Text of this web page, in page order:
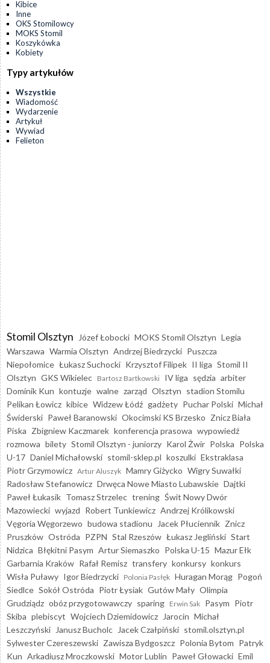
Kibice
Inne
OKS Stomilowcy
MOKS Stomil
Koszykówka
Kobiety
Typy artykułów
Wszystkie
Wiadomość
Wydarzenie
Artykuł
Wywiad
Felieton
Stomil Olsztyn Józef Łobocki MOKS Stomil Olsztyn Legia
Warszawa Warmia Olsztyn Andrzej Biedrzycki Puszcza
Niepołomice Łukasz Suchocki Krzysztof Filipek II liga Stomil II
Olsztyn GKS Wikielec Bartosz Bartkowski IV liga sędzia arbiter
Dominik Kun kontuzje walne zarząd Olsztyn stadion Stomilu
Pelikan Łowicz kibice Widzew Łódź gadżety Puchar Polski Michał
Świderski Paweł Baranowski Okocimski KS Brzesko Znicz Biała
Piska Zbigniew Kaczmarek konferencja prasowa wypowiedź
rozmowa bilety Stomil Olsztyn - juniorzy Karol Żwir Polska Polska
U-17 Daniel Michałowski stomil-sklep.pl koszulki Ekstraklasa
Piotr Grzymowicz Artur Aluszyk Mamry Giżycko Wigry Suwałki
Radosław Stefanowicz Drwęca Nowe Miasto Lubawskie Dajtki
Paweł Łukasik Tomasz Strzelec trening Świt Nowy Dwór
Mazowiecki wyjazd Robert Tunkiewicz Andrzej Królikowski
Vęgoria Węgorzewo budowa stadionu Jacek Płuciennik Znicz
Pruszków Ostróda PZPN Stal Rzeszów Łukasz Jegliński Start
Nidzica Błękitni Pasym Artur Siemaszko Polska U-15 Mazur Ełk
Garbarnia Kraków Rafał Remisz transfery konkursy konkurs
Wisła Puławy Igor Biedrzycki Polonia Pasłęk Huragan Morąg Pogoń
Siedlce Sokół Ostróda Piotr Łysiak Gutów Mały Olimpia
Grudziądz obóz przygotowawczy sparing Erwin Sak Pasym Piotr
Skiba plebiscyt Wojciech Dziemidowicz Jarocin Michał
Leszczyński
Janusz Bucholc Jacek Czałpiński stomil.olsztyn.pl
Sylwester Czereszewski Zawisza Bydgoszcz Polonia Bytom Patryk
Kun Arkadiusz Mroczkowski Motor Lublin Paweł Głowacki Emil